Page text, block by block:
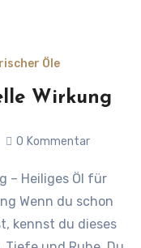
Öle
Wirkung
0 Kommentar
Wenn du schon
kennst du dieses